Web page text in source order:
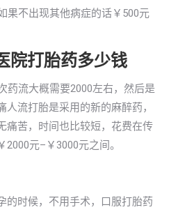
果不出现其他病症的话￥500元
院打胎药多少钱
药流大概需要2000左右，然后是
流打胎是采用的新的麻醉药，
痛苦，时间也比较短，花费在传
元–￥3000元之间。
的时候，不用手术，口服打胎药